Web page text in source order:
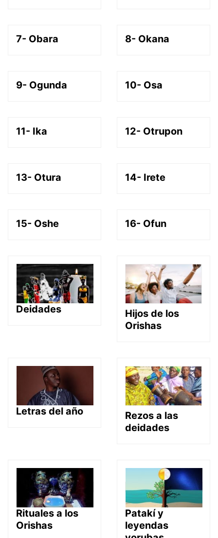
7- Obara 8- Okana
9- Ogunda 10- Osa
11- Ika 12- Otrupon
13- Otura 14- Irete
15- Oshe 16- Ofun
Deidades
Hijos de los
Orishas
Letras del año
Rezos a las
deidades
Rituales a los
Orishas
Patakí y
leyendas